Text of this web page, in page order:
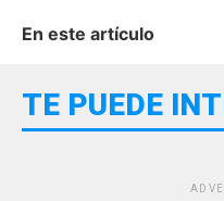
En este artículo
TE PUEDE